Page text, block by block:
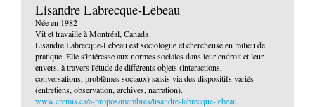
Lisandre Labrecque-Lebeau
Née en 1982
Vit et travaille à Montréal, Canada
Lisandre Labrecque-Lebeau est sociologue et chercheuse en milieu de
pratique. Elle s'intéresse aux normes sociales dans leur endroit et leur
envers, à travers l'étude de différents objets (interactions,
conversations, problèmes sociaux) saisis via des dispositifs variés
(entretiens, observation, archives, narration).
www.cremis.ca/a-propos/membres/lisandre-labrecque-lebeau